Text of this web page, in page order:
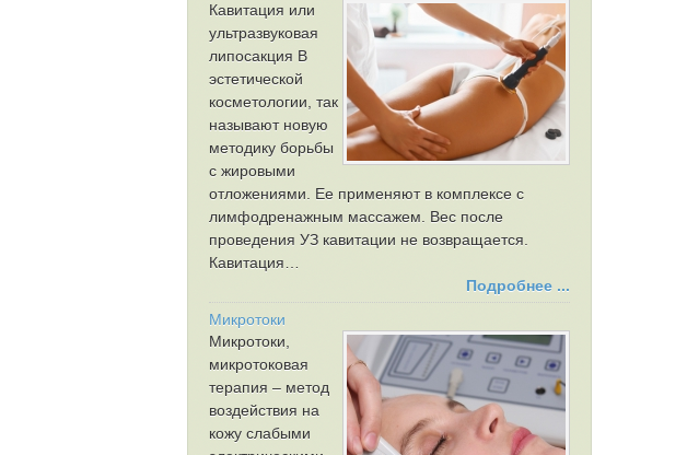
Кавитация или
ультразвуковая
липосакция В
эстетической
косметологии, так
называют новую
методику борьбы
с жировыми
отложениями. Ее применяют в комплексе с
лимфодренажным массажем. Вес после
проведения УЗ кавитации не возвращается.
Кавитация…
Подробнее ...
Микротоки
Микротоки,
микротоковая
терапия – метод
воздействия на
кожу слабыми